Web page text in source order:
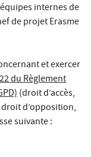
internes de
de projet Erasme
et exercer
du Règlement
(droit d’accès,
d’opposition,
suivante :